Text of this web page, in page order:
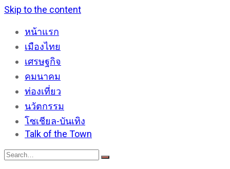
Skip to the content
หน้าแรก
เมืองไทย
เศรษฐกิจ
คมนาคม
ท่องเที่ยว
นวัตกรรม
โซเชียล-บันเทิง
Talk of the Town